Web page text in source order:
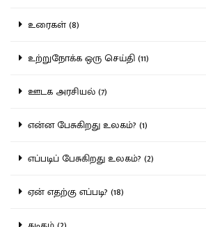
உரைகள் (8)
உற்றுநோக்க ஒரு செய்தி (11)
ஊடக அரசியல் (7)
என்ன பேசுகிறது உலகம்? (1)
எப்படிப் பேசுகிறது உலகம்? (2)
ஏன் எதற்கு எப்படி? (18)